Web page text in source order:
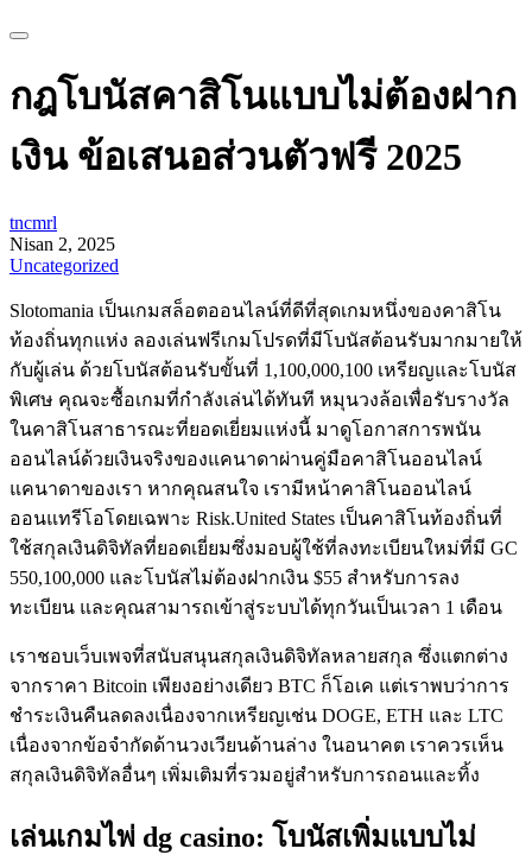
กฎโบนัสคาสิโนแบบไม่ต้องฝาก
เงิน ข้อเสนอส่วนตัวฟรี 2025
tncmrl
Nisan 2, 2025
Uncategorized
Slotomania เป็นเกมสล็อตออนไลน์ที่ดีที่สุดเกมหนึ่งของคาสิโน
ท้องถิ่นทุกแห่ง ลองเล่นฟรีเกมโปรดที่มีโบนัสต้อนรับมากมายให้
กับผู้เล่น ด้วยโบนัสต้อนรับขั้นที่ 1,100,000,100 เหรียญและโบนัส
พิเศษ คุณจะซื้อเกมที่กำลังเล่นได้ทันที หมุนวงล้อเพื่อรับรางวัล
ในคาสิโนสาธารณะที่ยอดเยี่ยมแห่งนี้ มาดูโอกาสการพนัน
ออนไลน์ด้วยเงินจริงของแคนาดาผ่านคู่มือคาสิโนออนไลน์
แคนาดาของเรา หากคุณสนใจ เรามีหน้าคาสิโนออนไลน์
ออนแทรีโอโดยเฉพาะ Risk.United States เป็นคาสิโนท้องถิ่นที่
ใช้สกุลเงินดิจิทัลที่ยอดเยี่ยมซึ่งมอบผู้ใช้ที่ลงทะเบียนใหม่ที่มี GC
550,100,000 และโบนัสไม่ต้องฝากเงิน $55 สำหรับการลง
ทะเบียน และคุณสามารถเข้าสู่ระบบได้ทุกวันเป็นเวลา 1 เดือน
เราชอบเว็บเพจที่สนับสนุนสกุลเงินดิจิทัลหลายสกุล ซึ่งแตกต่าง
จากราคา Bitcoin เพียงอย่างเดียว BTC ก็โอเค แต่เราพบว่าการ
ชำระเงินคืนลดลงเนื่องจากเหรียญเช่น DOGE, ETH และ LTC
เนื่องจากข้อจำกัดด้านวงเวียนด้านล่าง ในอนาคต เราควรเห็น
สกุลเงินดิจิทัลอื่นๆ เพิ่มเติมที่รวมอยู่สำหรับการถอนและทิ้ง
เล่นเกมไพ่ dg casino: โบนัสเพิ่มแบบไม่